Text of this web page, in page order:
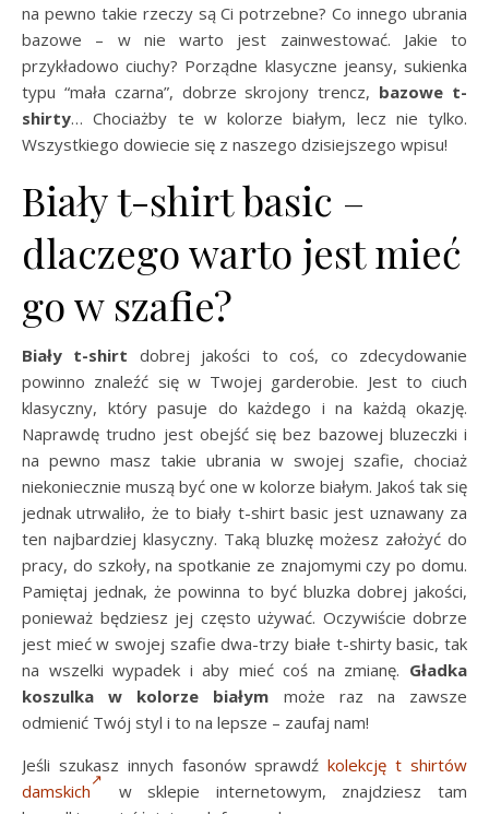
na pewno takie rzeczy są Ci potrzebne? Co innego ubrania
bazowe – w nie warto jest zainwestować. Jakie to
przykładowo ciuchy? Porządne klasyczne jeansy, sukienka
typu “mała czarna”, dobrze skrojony trencz, bazowe t-
shirty… Chociażby te w kolorze białym, lecz nie tylko.
Wszystkiego dowiecie się z naszego dzisiejszego wpisu!
Biały t-shirt basic –
dlaczego warto jest mieć
go w szafie?
Biały t-shirt dobrej jakości to coś, co zdecydowanie
powinno znaleźć się w Twojej garderobie. Jest to ciuch
klasyczny, który pasuje do każdego i na każdą okazję.
Naprawdę trudno jest obejść się bez bazowej bluzeczki i
na pewno masz takie ubrania w swojej szafie, chociaż
niekoniecznie muszą być one w kolorze białym. Jakoś tak się
jednak utrwaliło, że to biały t-shirt basic jest uznawany za
ten najbardziej klasyczny. Taką bluzkę możesz założyć do
pracy, do szkoły, na spotkanie ze znajomymi czy po domu.
Pamiętaj jednak, że powinna to być bluzka dobrej jakości,
ponieważ będziesz jej często używać. Oczywiście dobrze
jest mieć w swojej szafie dwa-trzy białe t-shirty basic, tak
na wszelki wypadek i aby mieć coś na zmianę. Gładka
koszulka w kolorze białym może raz na zawsze
odmienić Twój styl i to na lepsze – zaufaj nam!
Jeśli szukasz innych fasonów sprawdźkolekcję t shirtów
damskich
w sklepie internetowym, znajdziesz tam